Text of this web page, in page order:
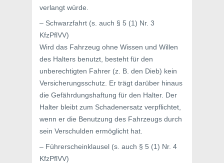
verlangt würde.
– Schwarzfahrt (s. auch § 5 (1) Nr. 3
KfzPflVV)
Wird das Fahrzeug ohne Wissen und Willen
des Halters benutzt, besteht für den
unberechtigten Fahrer (z. B. den Dieb) kein
Versicherungsschutz. Er trägt darüber hinaus
die Gefährdungshaftung für den Halter. Der
Halter bleibt zum Schadenersatz verpflichtet,
wenn er die Benutzung des Fahrzeugs durch
sein Verschulden ermöglicht hat.
– Führerscheinklausel (s. auch § 5 (1) Nr. 4
KfzPflVV)